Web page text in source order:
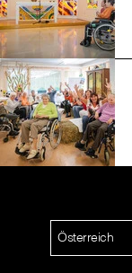
Österreich